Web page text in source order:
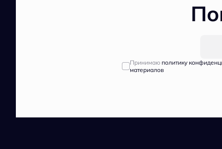
Принимаю политику
материалов